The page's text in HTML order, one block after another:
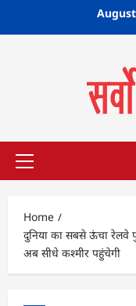
Primary
Home
दुनिया का सबसे ऊंचा रेलवे
अब सीधे कश्मीर पहुंचेगी